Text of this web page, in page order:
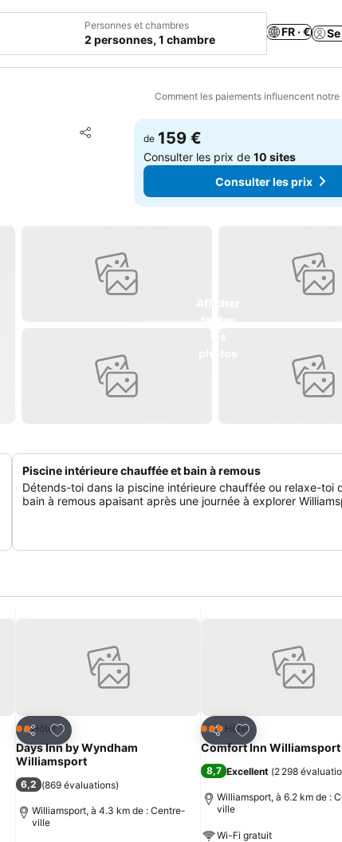
Personnes et chambres
2 personnes, 1 chambre
FR · €
Comment les paiements influencent
Partager
Ajouter à mes favoris
de 159 €
Consulter les prix de10 sites
Consulter les prix
Piscine intérieure chauffée et bain à remous
Détends-toi dans la piscine intérieure chauffée ou relaxe-toi
bain à remous apaisant après une journée à explorer
Partager
Ajouter à mes favoris
2 Étoiles
Hôtel
Days Inn by Wyndham
Williamsport
6,2 (869 évaluations)
Williamsport, à 4.3 km de : Centre-
ville
Partager
Ajouter à mes
3 ÉtoilesHôtel
Comfort Inn Williamsport
8,7 Excellent (2 298
Williamsport, à 6.2 km de :
ville
Wi-Fi gratuit